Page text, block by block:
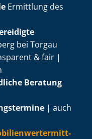
Ermittlung des
bei Torgau
& fair |
Beratung
| auch